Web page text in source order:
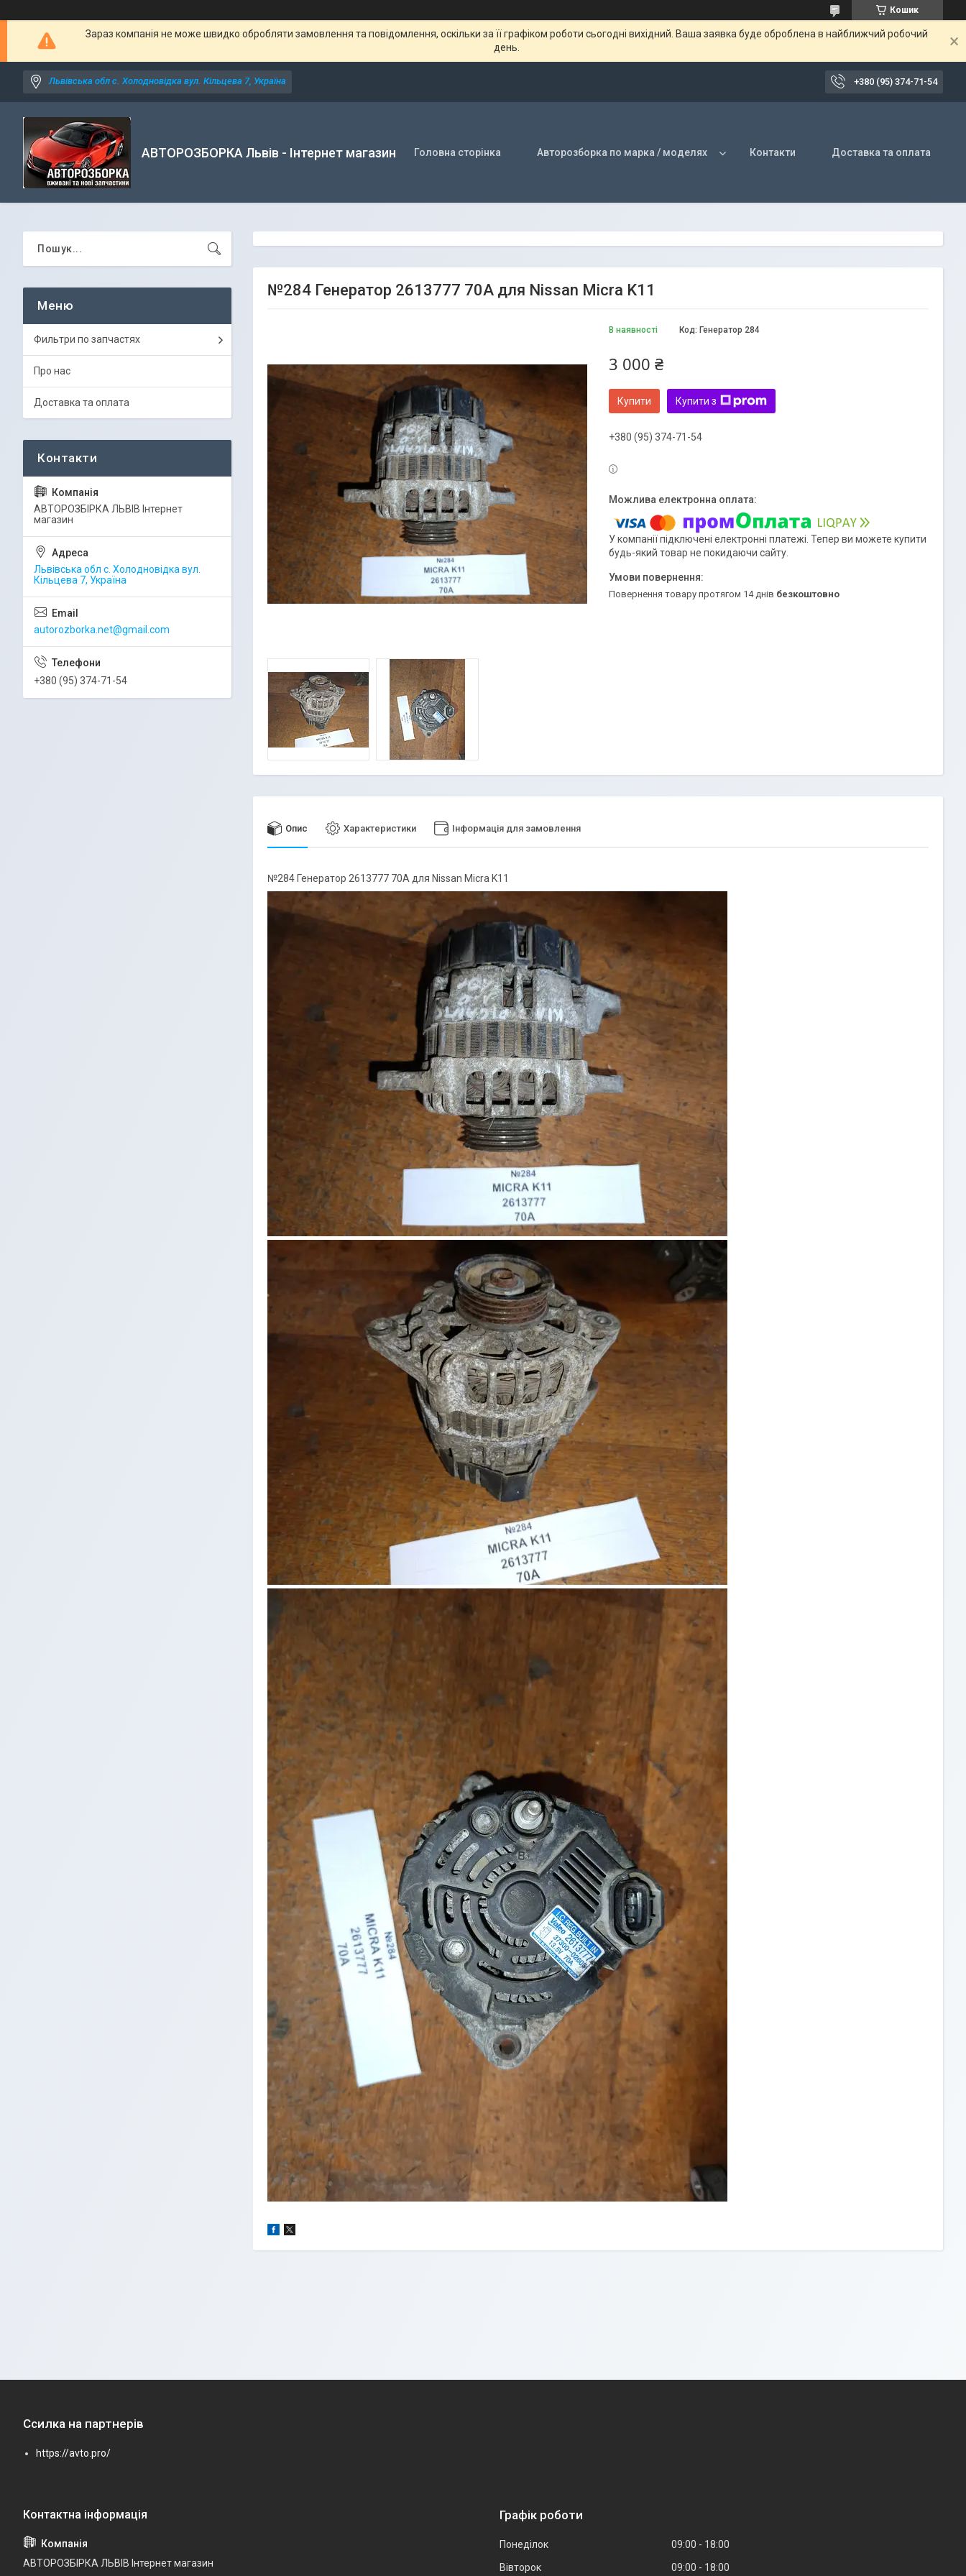
Кошик
Зараз компанія не може швидко обробляти замовлення та повідомлення, оскільки за її графіком роботи сьогодні вихідний. Ваша заявка буде оброблена в найближчий робочий
день.
Львівська обл с. Холодновідка вул. Кільцева 7, Україна +380 (95) 374-71-54
АВТОРОЗБОРКА Львів - Інтернет магазин Головна сторінка Авторозборка по марка / моделях Контакти Доставка та оплата
№284 Генератор 2613777 70A для Nissan Micra K11
В наявності Код: Генератор 284
3 000 ₴
Купити Купити з
+380 (95) 374-71-54
У компанії підключені електронні платежі. Тепер ви можете купити
будь-який товар не покидаючи сайту.
повернення товару протягом 14 днів безкоштовно
Опис Характеристики Інформація для замовлення
№284 Генератор 2613777 70A для Nissan Micra K11
Фильтри по запчастях
Про нас
Доставка та оплата
АВТОРОЗБІРКА ЛЬВІВ Інтернет
магазин
Львівська обл с. Холодновідка вул.
Кільцева 7, Україна
autorozborka.net@gmail.com
+380 (95) 374-71-54
Ссилка на партнерів
https://avto.pro/
АВТОРОЗБІРКА ЛЬВІВ Інтернет магазин
Графік роботи
Понеділок 09:00
18:00
Вівторок
09:00 18:00